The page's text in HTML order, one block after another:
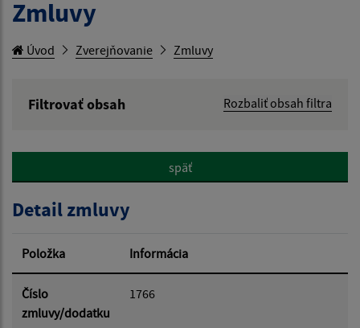
Zmluvy
Úvod Zverejňovanie Zmluvy
Filtrovať obsah
Rozbaliť obsah filtra
Hľadať v:
Dátum od:
späť
Detail zmluvy
Položka Informácia
Číslo
zmluvy/dodatku
1766